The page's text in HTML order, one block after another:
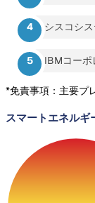
シスコシ
IBMコーポ
*免責事項：主要プ
スマートエネルギ